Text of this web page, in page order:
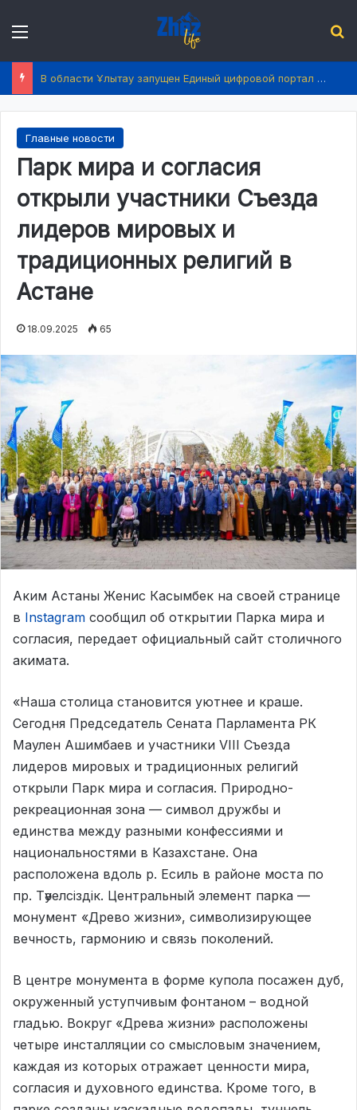
В области Ұлытау запущен Единый цифровой портал услуг
Главные новости
Парк мира и согласия
открыли участники Съезда
лидеров мировых и
традиционных религий в
Астане
18.09.2025 65
Аким Астаны Женис Касымбек на своей странице
в Instagram сообщил об открытии Парка мира и
согласия, передает официальный сайт столичного
акимата.
«Наша столица становится уютнее и краше.
Сегодня Председатель Сената Парламента РК
Маулен Ашимбаев и участники VIII Съезда
лидеров мировых и традиционных религий
открыли Парк мира и согласия. Природно-
рекреационная зона — символ дружбы и
единства между разными конфессиями и
национальностями в Казахстане. Она
расположена вдоль р. Есиль в районе моста по
пр. Тәуелсіздік. Центральный элемент парка —
монумент «Древо жизни», символизирующее
вечность, гармонию и связь поколений.
В центре монумента в форме купола посажен дуб,
окруженный уступчивым фонтаном – водной
гладью. Вокруг «Древа жизни» расположены
четыре инсталляции со смысловым значением,
каждая из которых отражает ценности мира,
согласия и духовного единства. Кроме того, в